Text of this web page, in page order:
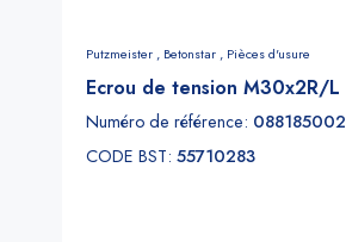
Putzmeister , Betonstar , Pièces d'usure
Ecrou de tension M30x2R/L
Numéro de référence: 088185002
CODE BST: 55710283